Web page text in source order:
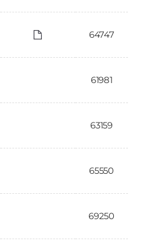
64747
61981
63159
65550
69250